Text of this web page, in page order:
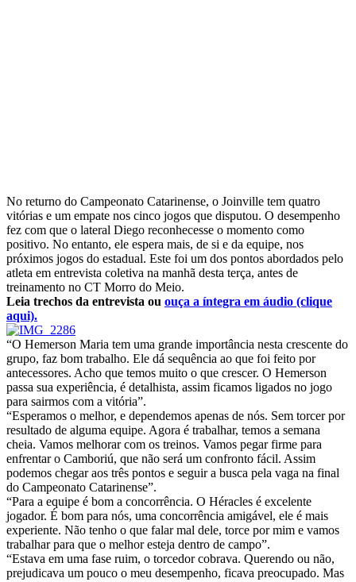
No returno do Campeonato Catarinense, o Joinville tem quatro
vitórias e um empate nos cinco jogos que disputou. O desempenho
fez com que o lateral Diego reconhecesse o momento como
positivo. No entanto, ele espera mais, de si e da equipe, nos
próximos jogos do estadual. Este foi um dos pontos abordados pelo
atleta em entrevista coletiva na manhã desta terça, antes de
treinamento no CT Morro do Meio.
Leia trechos da entrevista ou ouça a íntegra em áudio (clique
aqui).
“O Hemerson Maria tem uma grande importância nesta crescente do
grupo, faz bom trabalho. Ele dá sequência ao que foi feito por
antecessores. Acho que temos muito o que crescer. O Hemerson
passa sua experiência, é detalhista, assim ficamos ligados no jogo
para sairmos com a vitória”.
“Esperamos o melhor, e dependemos apenas de nós. Sem torcer por
resultado de alguma equipe. Agora é trabalhar, temos a semana
cheia. Vamos melhorar com os treinos. Vamos pegar firme para
enfrentar o Camboriú, que não será um confronto fácil. Assim
podemos chegar aos três pontos e seguir a busca pela vaga na final
do Campeonato Catarinense”.
“Para a equipe é bom a concorrência. O Héracles é excelente
jogador. É bom para nós, uma concorrência amigável, ele é mais
experiente. Não tenho o que falar mal dele, torce por mim e vamos
trabalhar para que o melhor esteja dentro de campo”.
“Estava em uma fase ruim, o torcedor cobrava. Querendo ou não,
prejudicava um pouco o meu desempenho, ficava preocupado. Mas